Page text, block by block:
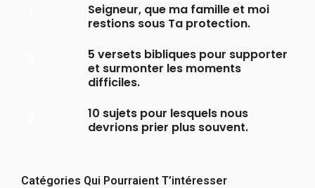
Seigneur, que ma famille et moi
restions sous Ta protection.
5 versets bibliques pour supporter
et surmonter les moments
difficiles.
10 sujets pour lesquels nous
devrions prier plus souvent.
Catégories Qui Pourraient T’intéresser